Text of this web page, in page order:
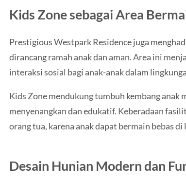
Kids Zone sebagai Area
Prestigious Westpark Residence juga
dirancang ramah anak dan aman. Area ini
interaksi sosial bagi anak-anak dalam
Kids Zone mendukung tumbuh kembang anak
menyenangkan dan edukatif. Keberadaan
orang tua, karena anak dapat bermain bebas
Desain Hunian Modern dan